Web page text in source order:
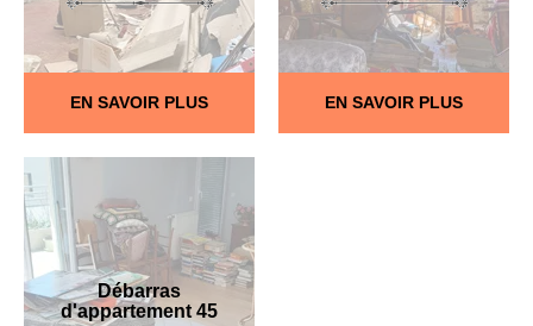
EN SAVOIR PLUS EN SAVOIR PLUS
Débarras
d'appartement 45